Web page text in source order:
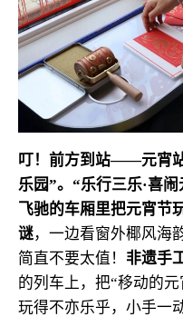
叮！前方到站——元宵站
乐园”。 “乐行三乐·喜闹
飞驰的车厢里把元宵节
谜，一边看窗外椰风海
简直不要太值！ 非遗手
的列车上，把“移动的
玩得不亦乐乎，小手一